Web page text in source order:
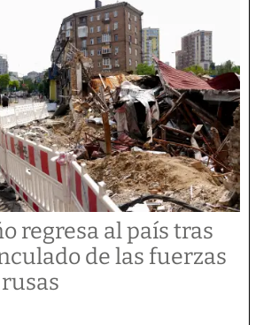
regresa al país tras
de las fuerzas